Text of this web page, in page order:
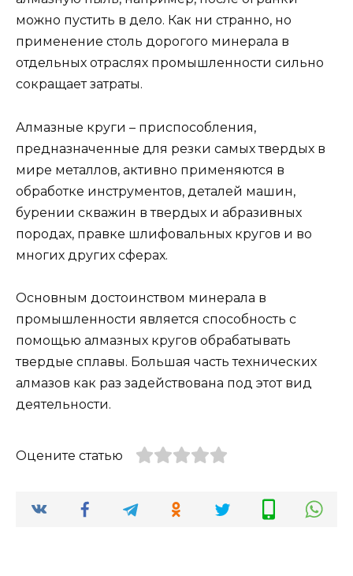
можно пустить в дело. Как ни странно, но
применение столь дорогого минерала в
отдельных отраслях промышленности сильно
сокращает затраты.
Алмазные круги – приспособления,
предназначенные для резки самых твердых в
мире металлов, активно применяются в
обработке инструментов, деталей машин,
бурении скважин в твердых и абразивных
породах, правке шлифовальных кругов и во
многих других сферах.
Основным достоинством минерала в
промышленности является способность с
помощью алмазных кругов обрабатывать
твердые сплавы. Большая часть технических
алмазов как раз задействована под этот вид
деятельности.
Оцените статью